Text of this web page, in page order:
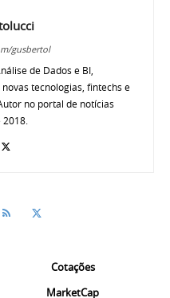
gusbertol
de Dados e BI,
tecnologias, fintechs e
no portal de notícias
Cotações
MarketCap